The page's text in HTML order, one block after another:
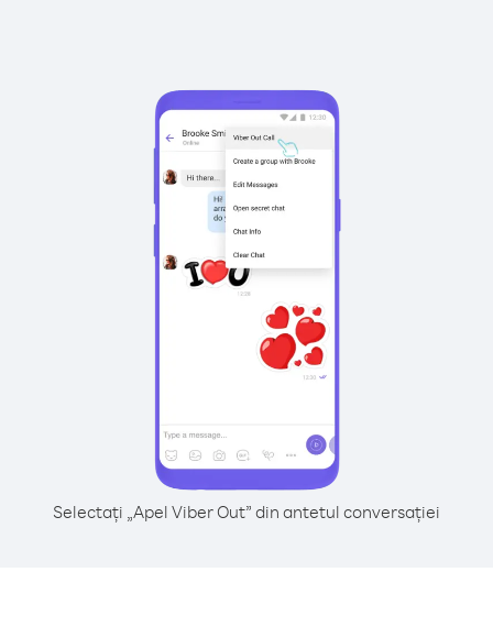
Selectați „Apel Viber Out” din antetul conversației